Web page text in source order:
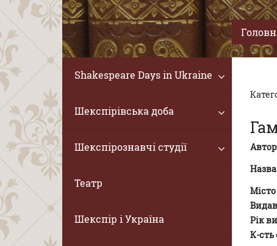
Shakespeare Days in Ukraine
Шекспірівська доба
Шекспірознавчі студії
Театр
Шекспір і Україна
Автор
Назва
Рік
К-сть